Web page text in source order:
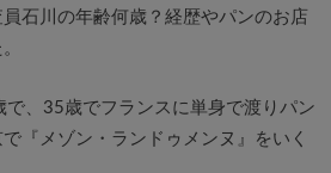
石川の年齢何歳？経歴やパンのお店
、35歳でフランスに単身で渡りパン
『メゾン・ランドゥメンヌ』をいく